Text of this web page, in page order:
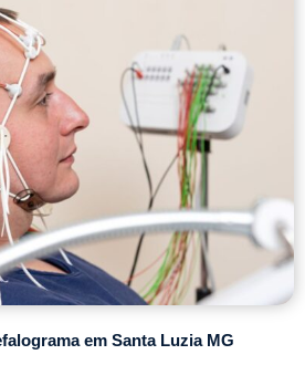
em Santa Luzia MG